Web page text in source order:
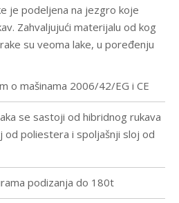
je podeljena na jezgro koje
Zahvaljujući materijalu od kog
su veoma lake, u poređenju
o mašinama 2006/42/EG i CE
se sastoji od hibridnog rukava
od poliestera i spoljašnji sloj od
podizanja do 180t